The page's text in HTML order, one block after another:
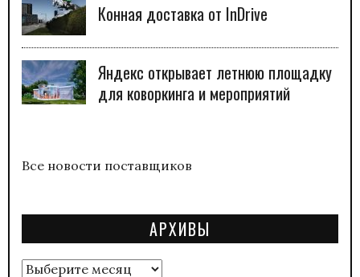
Конная доставка от InDrive
Яндекс открывает летнюю площадку
для коворкинга и мероприятий
Все новости поставщиков
АРХИВЫ
Архивы